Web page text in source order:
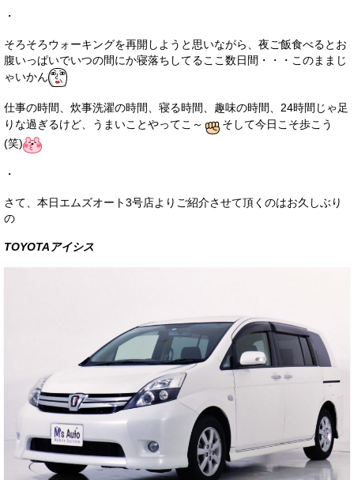
店舗情報
会社概要
トップメッセージ
ブログ
お問い合わせ
メールフォーム
電話はこちら
・
そろそろウォーキングを再開しようと思いながら、夜ご飯食べるとお
腹いっぱいでいつの間にか寝落ちしてるここ数日間・・・このままじ
ゃいかん
仕事の時間、炊事洗濯の時間、寝る時間、趣味の時間、24時間じゃ足
りな過ぎるけど、うまいことやってこ～
そして今日こそ歩こう
(笑)
・
さて、本日エムズオート3号店よりご紹介させて頂くのはお久しぶり
の
TOYOTAアイシス